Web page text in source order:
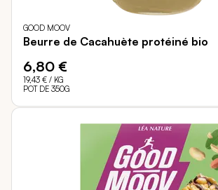
GOOD MOOV
Beurre de Cacahuète protéiné bio
6,80 €
19,43 € / KG
POT DE 350G